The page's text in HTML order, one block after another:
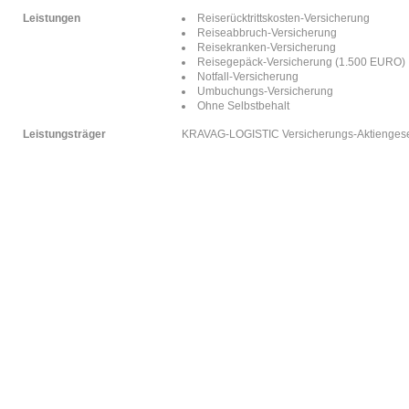
Leistungen
Reiserücktrittskosten-Versicherung
Reiseabbruch-Versicherung
Reisekranken-Versicherung
Reisegepäck-Versicherung (1.500 EURO)
Notfall-Versicherung
Umbuchungs-Versicherung
Ohne Selbstbehalt
Leistungsträger
KRAVAG-LOGISTIC Versicherungs-